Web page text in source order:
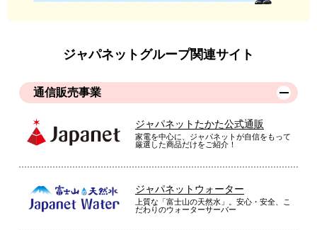
ジャパネットグループ関連サイト
通信販売事業
ジャパネットたかた公式通販
家電を中心に、ジャパネットが自信をもって
厳選した商品だけをご紹介！
ジャパネットウォーター
上質な「富士山の天然水」。安心・安全、こ
だわりのウォーターサーバー